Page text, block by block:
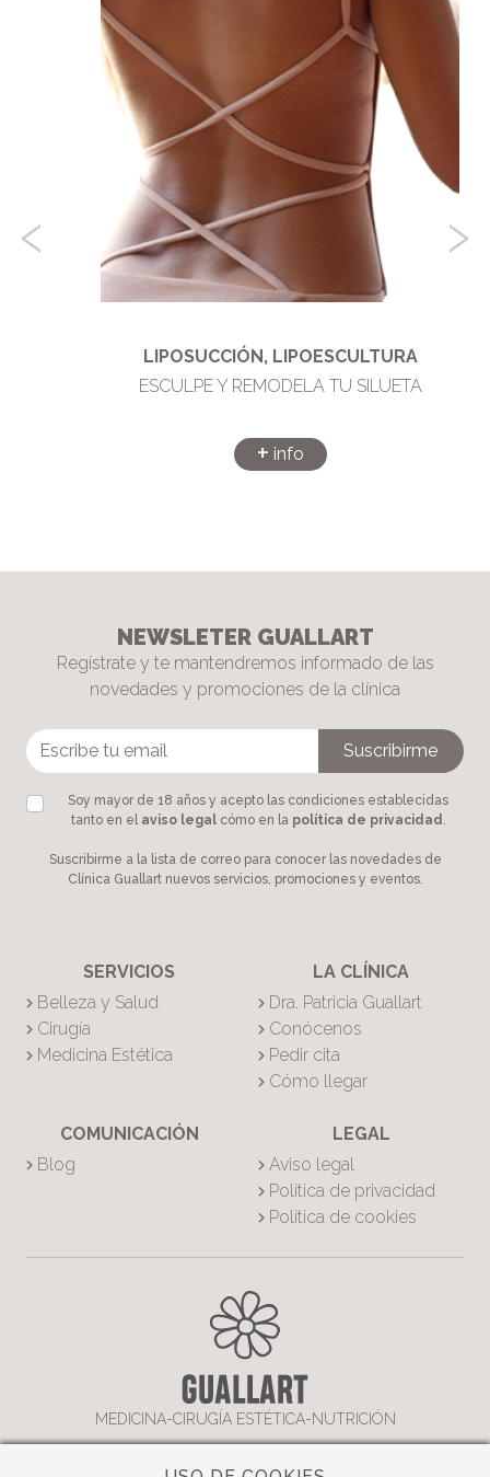
LIPOSUCCIÓN, LIPOESCULTURA
ESCULPE Y REMODELA TU SILUETA
info
‹ ›
MEDICINA-CIRUGÍA ESTÉTICA-NUTRICIÓN
SERVICIOS
Belleza y Salud
Cirugía
Medicina Estética
LA CLÍNICA
Dra. Patricia Guallart
Conócenos
Pedir cita
Cómo llegar
COMUNICACIÓN
Blog
LEGAL
Aviso legal
Política de privacidad
Política de cookies
NEWSLETER GUALLART
Regístrate y te mantendremos informado de las
novedades y promociones de la clínica
Soy mayor de 18 años y acepto las condiciones establecidas
tanto en el aviso legalcómo en la política de privacidad
Suscribirme a la lista de correo para conocer las novedades de
Clínica Guallart nuevos servicios, promociones y eventos.